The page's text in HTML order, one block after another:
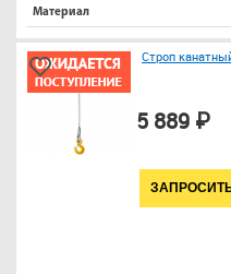
Материал
Строп
5 889 ₽